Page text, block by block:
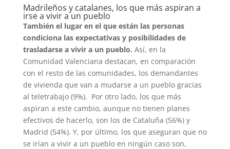
Madrileños y catalanes, los que más aspiran a
irse a vivir a un pueblo
También el lugar en el que están las personas
condiciona las expectativas y posibilidades de
trasladarse a vivir a un pueblo. Así, en la
Comunidad Valenciana destacan, en comparación
con el resto de las comunidades, los demandantes
de vivienda que van a mudarse a un pueblo gracias
al teletrabajo (9%). Por otro lado, los que más
aspiran a este cambio, aunque no tienen planes
efectivos de hacerlo, son los de Cataluña (56%) y
Madrid (54%). Y, por último, los que aseguran que no
se irían a vivir a un pueblo en ningún caso son,